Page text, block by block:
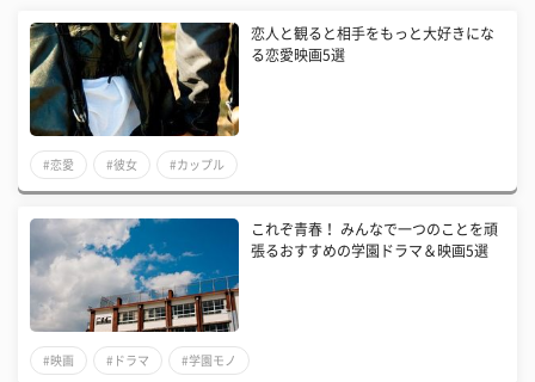
恋人と観ると相手をもっと大好きにな
る恋愛映画5選
#恋愛 #彼女 #カップル
これぞ青春！ みんなで一つのことを頑
張るおすすめの学園ドラマ＆映画5選
#映画 #ドラマ #学園モノ